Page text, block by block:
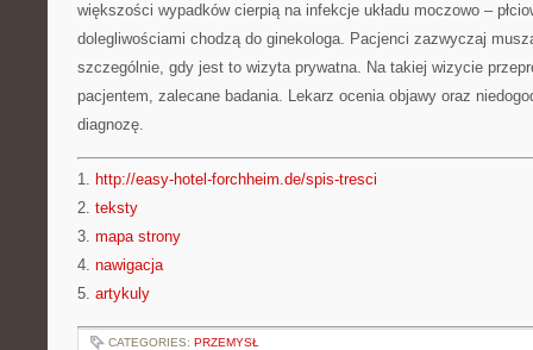
większości wypadków cierpią na infekcje układu moczowo –
dolegliwościami chodzą do ginekologa. Pacjenci zazwyczaj
szczególnie, gdy jest to wizyta prywatna. Na takiej wizycie
pacjentem, zalecane badania. Lekarz ocenia objawy oraz
diagnozę.
1. http://easy-hotel-forchheim.de/spis-tresci
2. teksty
3. mapa strony
4. nawigacja
5. artykuly
CATEGORIES: PRZEMYSŁ